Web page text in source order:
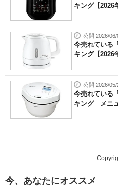
キング【2026
公開 2026/06/
今売れている
キング【2026
公開 2026/05/
今売れている
キング メニ
今、あなたにオススメ